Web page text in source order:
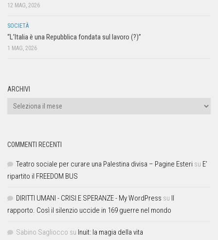
12 MAG, 2026
SOCIETÀ
“L’Italia è una Repubblica fondata sul lavoro (?)”
1 MAG, 2026
ARCHIVI
COMMENTI RECENTI
Teatro sociale per curare una Palestina divisa – Pagine Esteri su E’
ripartito il FREEDOM BUS
DIRITTI UMANI - CRISI E SPERANZE - My WordPress su Il
rapporto. Così il silenzio uccide in 169 guerre nel mondo
Sabino Sagliocco su Inuit: la magia della vita